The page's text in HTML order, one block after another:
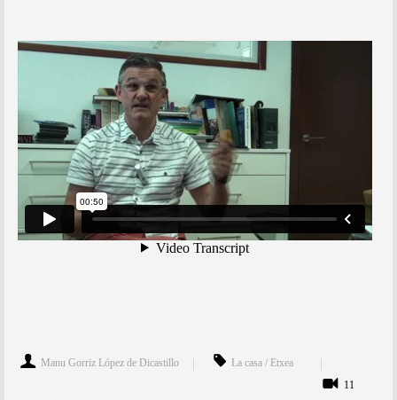
Manu Gorriz López de Dicastillo
La casa / Etxea
11